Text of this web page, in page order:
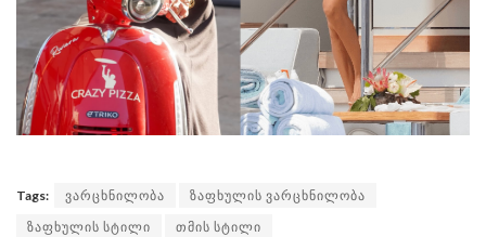
Tags: ვარცხნილობა
ზაფხულის ვარცხნილობა
ზაფხულის სტილი
თმის სტილი